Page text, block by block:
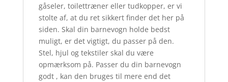
gåseler, toilettræner eller tudkopper, er vi
stolte af, at du ret sikkert finder det her på
siden. Skal din barnevogn holde bedst
muligt, er det vigtigt, du passer på den.
Stel, hjul og tekstiler skal du være
opmærksom på. Passer du din barnevogn
godt , kan den bruges til mere end det